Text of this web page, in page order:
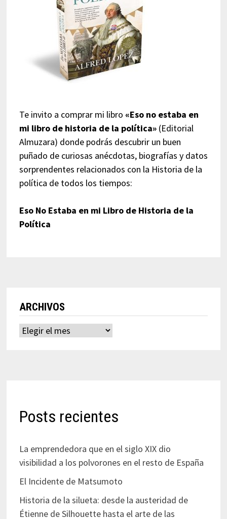
Te invito a comprar mi libro «Eso no estaba en
mi libro de historia de la política»(Editorial
Almuzara) donde podrás descubrir un buen
puñado de curiosas anécdotas, biografías y datos
sorprendentes relacionados con la Historia de la
política de todos los tiempos:
Eso No Estaba en mi Libro de Historia de la
Política
ARCHIVOS
Archivos
Posts recientes
La emprendedora que en el siglo XIX dio
visibilidad a los polvorones en el resto de España
El Incidente de Matsumoto
Historia de la silueta: desde la austeridad de
Étienne de Silhouette hasta el arte de las